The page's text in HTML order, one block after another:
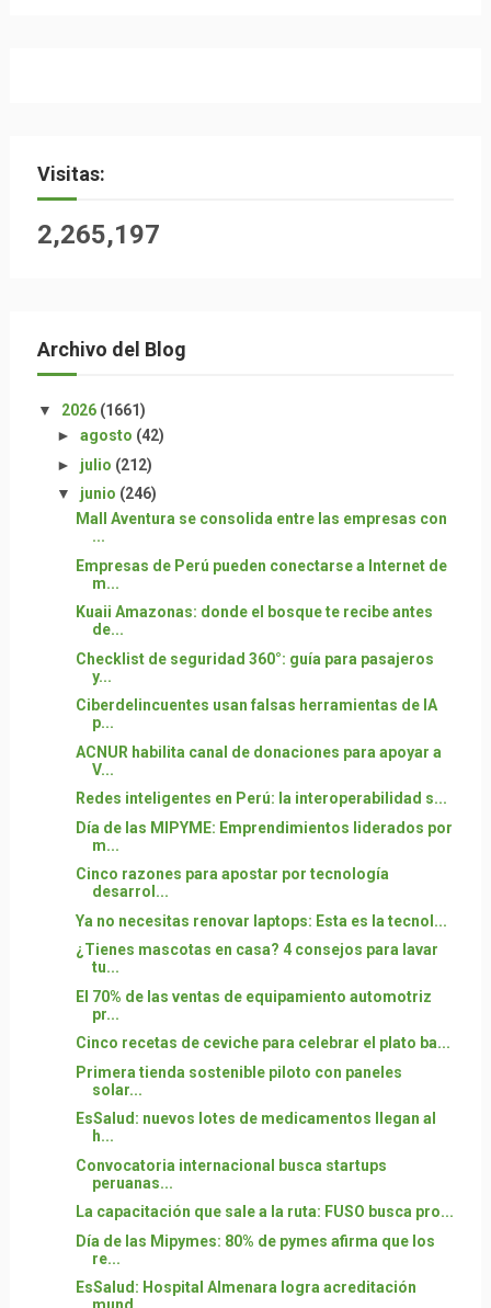
Visitas:
2,265,197
Archivo del Blog
▼ 2026 (1661)
► agosto (42)
► julio (212)
▼ junio (246)
Mall Aventura se consolida entre las empresas con
...
Empresas de Perú pueden conectarse a Internet de
m...
Kuaii Amazonas: donde el bosque te recibe antes
de...
Checklist de seguridad 360°: guía para pasajeros
y...
Ciberdelincuentes usan falsas herramientas de IA
p...
ACNUR habilita canal de donaciones para apoyar a
V...
Redes inteligentes en Perú: la interoperabilidad s...
Día de las MIPYME: Emprendimientos liderados por
m...
Cinco razones para apostar por tecnología
desarrol...
Ya no necesitas renovar laptops: Esta es la tecnol...
¿Tienes mascotas en casa? 4 consejos para lavar
tu...
El 70% de las ventas de equipamiento automotriz
pr...
Cinco recetas de ceviche para celebrar el plato ba...
Primera tienda sostenible piloto con paneles
solar...
EsSalud: nuevos lotes de medicamentos llegan al
h...
Convocatoria internacional busca startups
peruanas...
La capacitación que sale a la ruta: FUSO busca pro...
Día de las Mipymes: 80% de pymes afirma que los
re...
EsSalud: Hospital Almenara logra acreditación